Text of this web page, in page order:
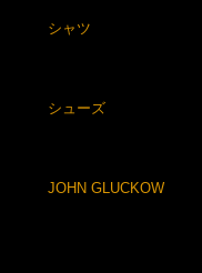
シャツ
シューズ
JOHN GLUCKOW